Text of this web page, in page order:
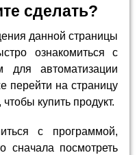
сделать?
данной страницы
ознакомиться с
для автоматизации
перейти на страницу
купить продукт.
с программой,
сначала посмотреть